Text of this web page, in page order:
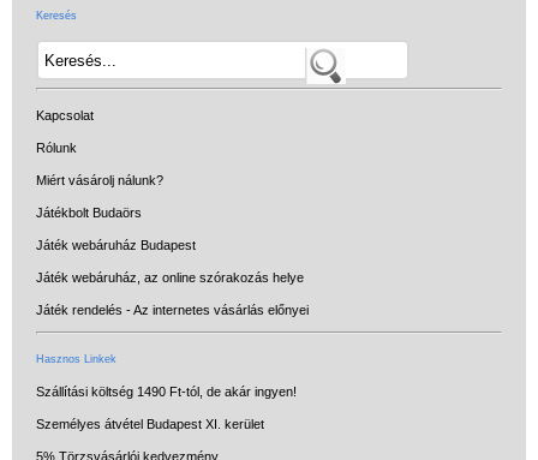
Keresés
Kapcsolat
Rólunk
Miért vásárolj nálunk?
Játékbolt Budaörs
Játék webáruház Budapest
Játék webáruház, az online szórakozás helye
Játék rendelés - Az internetes vásárlás előnyei
Hasznos Linkek
Szállítási költség 1490 Ft-tól, de akár ingyen!
Személyes átvétel Budapest XI. kerület
5% Törzsvásárlói kedvezmény